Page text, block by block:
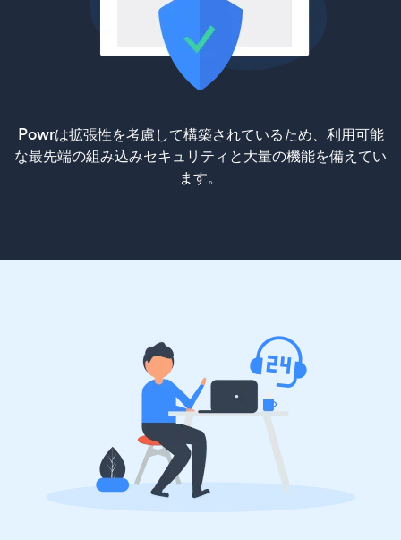
Powrは拡張性を考慮して構築されているため、利用可能
な最先端の組み込みセキュリティと大量の機能を備えてい
ます。